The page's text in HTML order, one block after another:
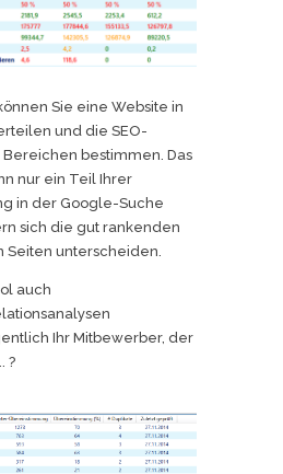
Sie eine Website in
und die SEO-
bestimmen. Das
nur ein Teil Ihrer
in der Google-Suche
sich die gut rankenden
unterscheiden.
auch
Ihr Mitbewerber, der
?